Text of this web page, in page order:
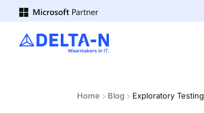
Home Blog Exploratory Testing